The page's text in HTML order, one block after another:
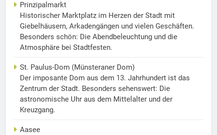
Prinzipalmarkt
Historischer Marktplatz im Herzen der Stadt mit
Giebelhäusern, Arkadengängen und vielen Geschäften.
Besonders schön: Die Abendbeleuchtung und die
Atmosphäre bei Stadtfesten.
St. Paulus-Dom (Münsteraner Dom)
Der imposante Dom aus dem 13. Jahrhundert ist das
Zentrum der Stadt. Besonders sehenswert: Die
astronomische Uhr aus dem Mittelalter und der
Kreuzgang.
Aasee